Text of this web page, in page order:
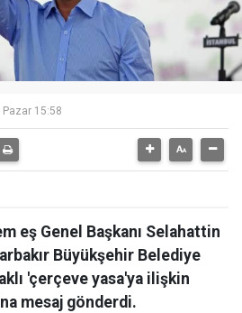
15:58
eş Genel Başkanı Selahattin
Büyükşehir Belediye
'çerçeve yasa'ya ilişkin
mesaj gönderdi.